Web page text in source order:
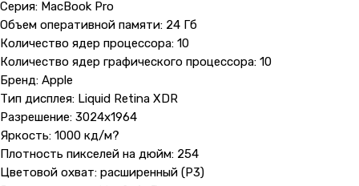
Серия: MacBook Pro
Объем оперативной памяти: 24 Гб
Количество ядер процессора: 10
Количество ядер графического процессора: 10
Бренд: Apple
Тип дисплея: Liquid Retina XDR
Разрешение: 3024x1964
Яркость: 1000 кд/м?
Плотность пикселей на дюйм: 254
Цветовой охват: расширенный (P3)